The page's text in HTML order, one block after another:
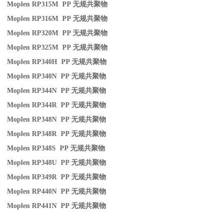
Moplen RP315M PP无规共聚物
Moplen RP316M PP无规共聚物
Moplen RP320M PP无规共聚物
Moplen RP325M PP无规共聚物
Moplen RP340H PP无规共聚物
Moplen RP340N PP无规共聚物
Moplen RP344N PP无规共聚物
Moplen RP344R PP无规共聚物
Moplen RP348N PP无规共聚物
Moplen RP348R PP无规共聚物
Moplen RP348S PP无规共聚物
Moplen RP348U PP无规共聚物
Moplen RP349R PP无规共聚物
Moplen RP440N PP无规共聚物
Moplen RP441N PP无规共聚物